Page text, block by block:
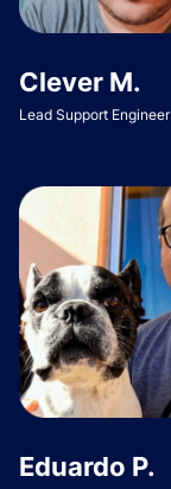
Clever M.
Lead Support Engineer
Eduardo P.